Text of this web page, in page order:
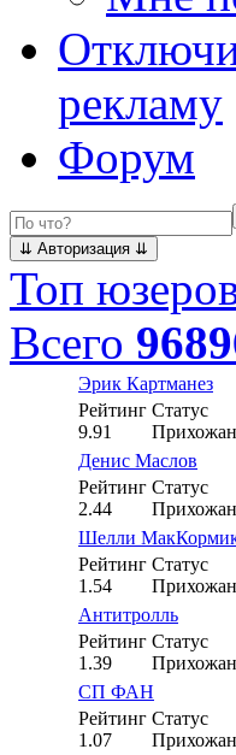
рекламу
Форум
Топ
Всего
Эрик Картманез
Рейтинг
9.91
Статус
Денис Маслов
Рейтинг
2.44
Статус
Шелли
Рейтинг
1.54
Статус
Антитролль
Рейтинг
1.39
Статус
СП ФАН
Рейтинг
1.07
Статус